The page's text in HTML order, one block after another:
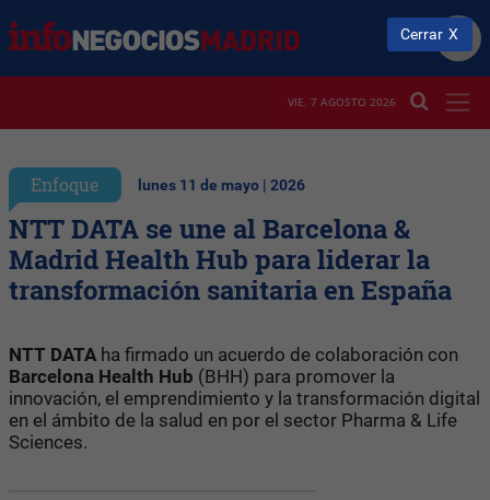
VIE. 7 AGOSTO 2026
Enfoque lunes 11 de mayo | 2026
NTT DATA se une al Barcelona &
Madrid Health Hub para liderar la
transformación sanitaria en España
NTT DATA ha firmado un acuerdo de colaboración con
Barcelona Health Hub (BHH) para promover la
innovación, el emprendimiento y la transformación digital
en el ámbito de la salud en por el sector Pharma & Life
Sciences.
Cerrar